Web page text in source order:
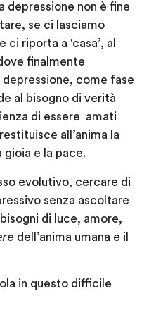
depressione non è fine
se ci lasciamo
riporta a ‘casa’, al
finalmente
come fase
al bisogno di verità
di essere amati
all’anima la
gioia e la pace.
evolutivo, cercare di
senza ascoltare
di luce, amore,
dell’anima umana e il
in questo difficile